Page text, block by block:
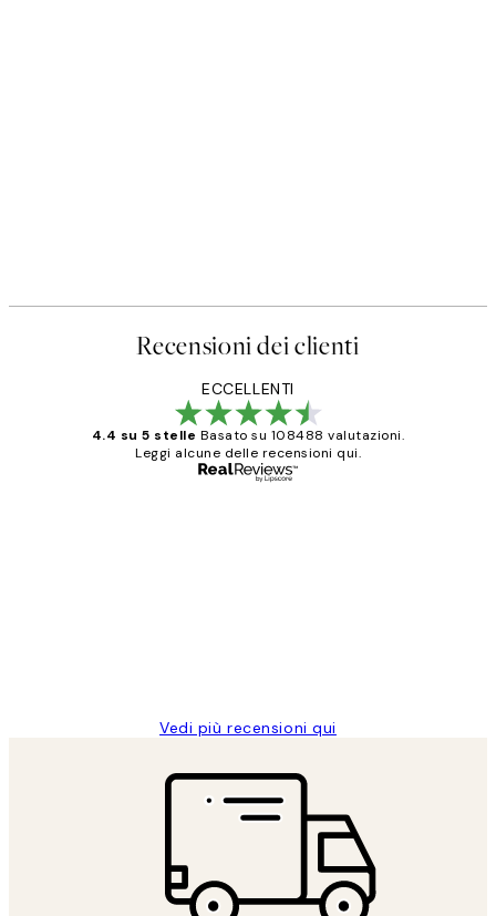
Recensioni dei clienti
ECCELLENTI
4.4 su 5 stelle Basato su 108488 valutazioni.
Leggi alcune delle recensioni qui.
Vedi più recensioni qui